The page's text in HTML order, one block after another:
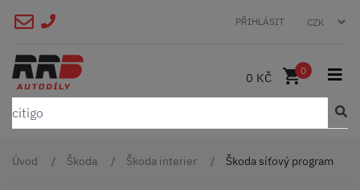
PŘIHLÁSIT
0 KČ 0
Úvod Škoda Škoda interier Škoda síťový program